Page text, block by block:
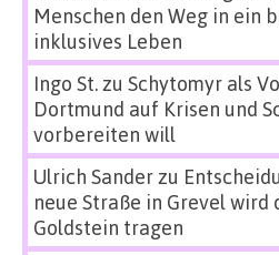
Menschen den Weg in ein
inklusives Leben
Ingo St.zu Schytomyr als
Dortmund auf Krisen und
vorbereiten will
Ulrich Sanderzu
neue Straße in Grevel wird
Goldstein tragen